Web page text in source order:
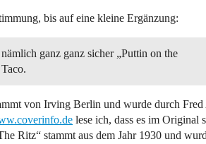
bis auf eine kleine Ergänzung:
ganz ganz sicher „Puttin on the
von Irving Berlin und wurde durch
lese ich, dass es im Original
Ritz“ stammt aus dem Jahr 1930 und